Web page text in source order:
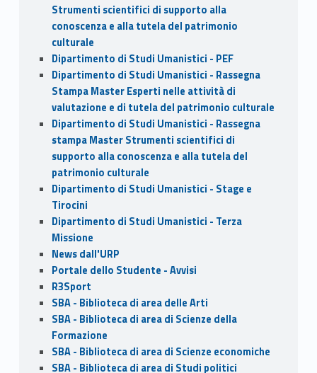
Strumenti scientifici di supporto alla
conoscenza e alla tutela del patrimonio
culturale
Dipartimento di Studi Umanistici - PEF
Dipartimento di Studi Umanistici - Rassegna
Stampa Master Esperti nelle attività di
valutazione e di tutela del patrimonio culturale
Dipartimento di Studi Umanistici - Rassegna
stampa Master Strumenti scientifici di
supporto alla conoscenza e alla tutela del
patrimonio culturale
Dipartimento di Studi Umanistici - Stage e
Tirocini
Dipartimento di Studi Umanistici - Terza
Missione
News dall'URP
Portale dello Studente - Avvisi
R3Sport
SBA - Biblioteca di area delle Arti
SBA - Biblioteca di area di Scienze della
Formazione
SBA - Biblioteca di area di Scienze economiche
SBA - Biblioteca di area di Studi politici